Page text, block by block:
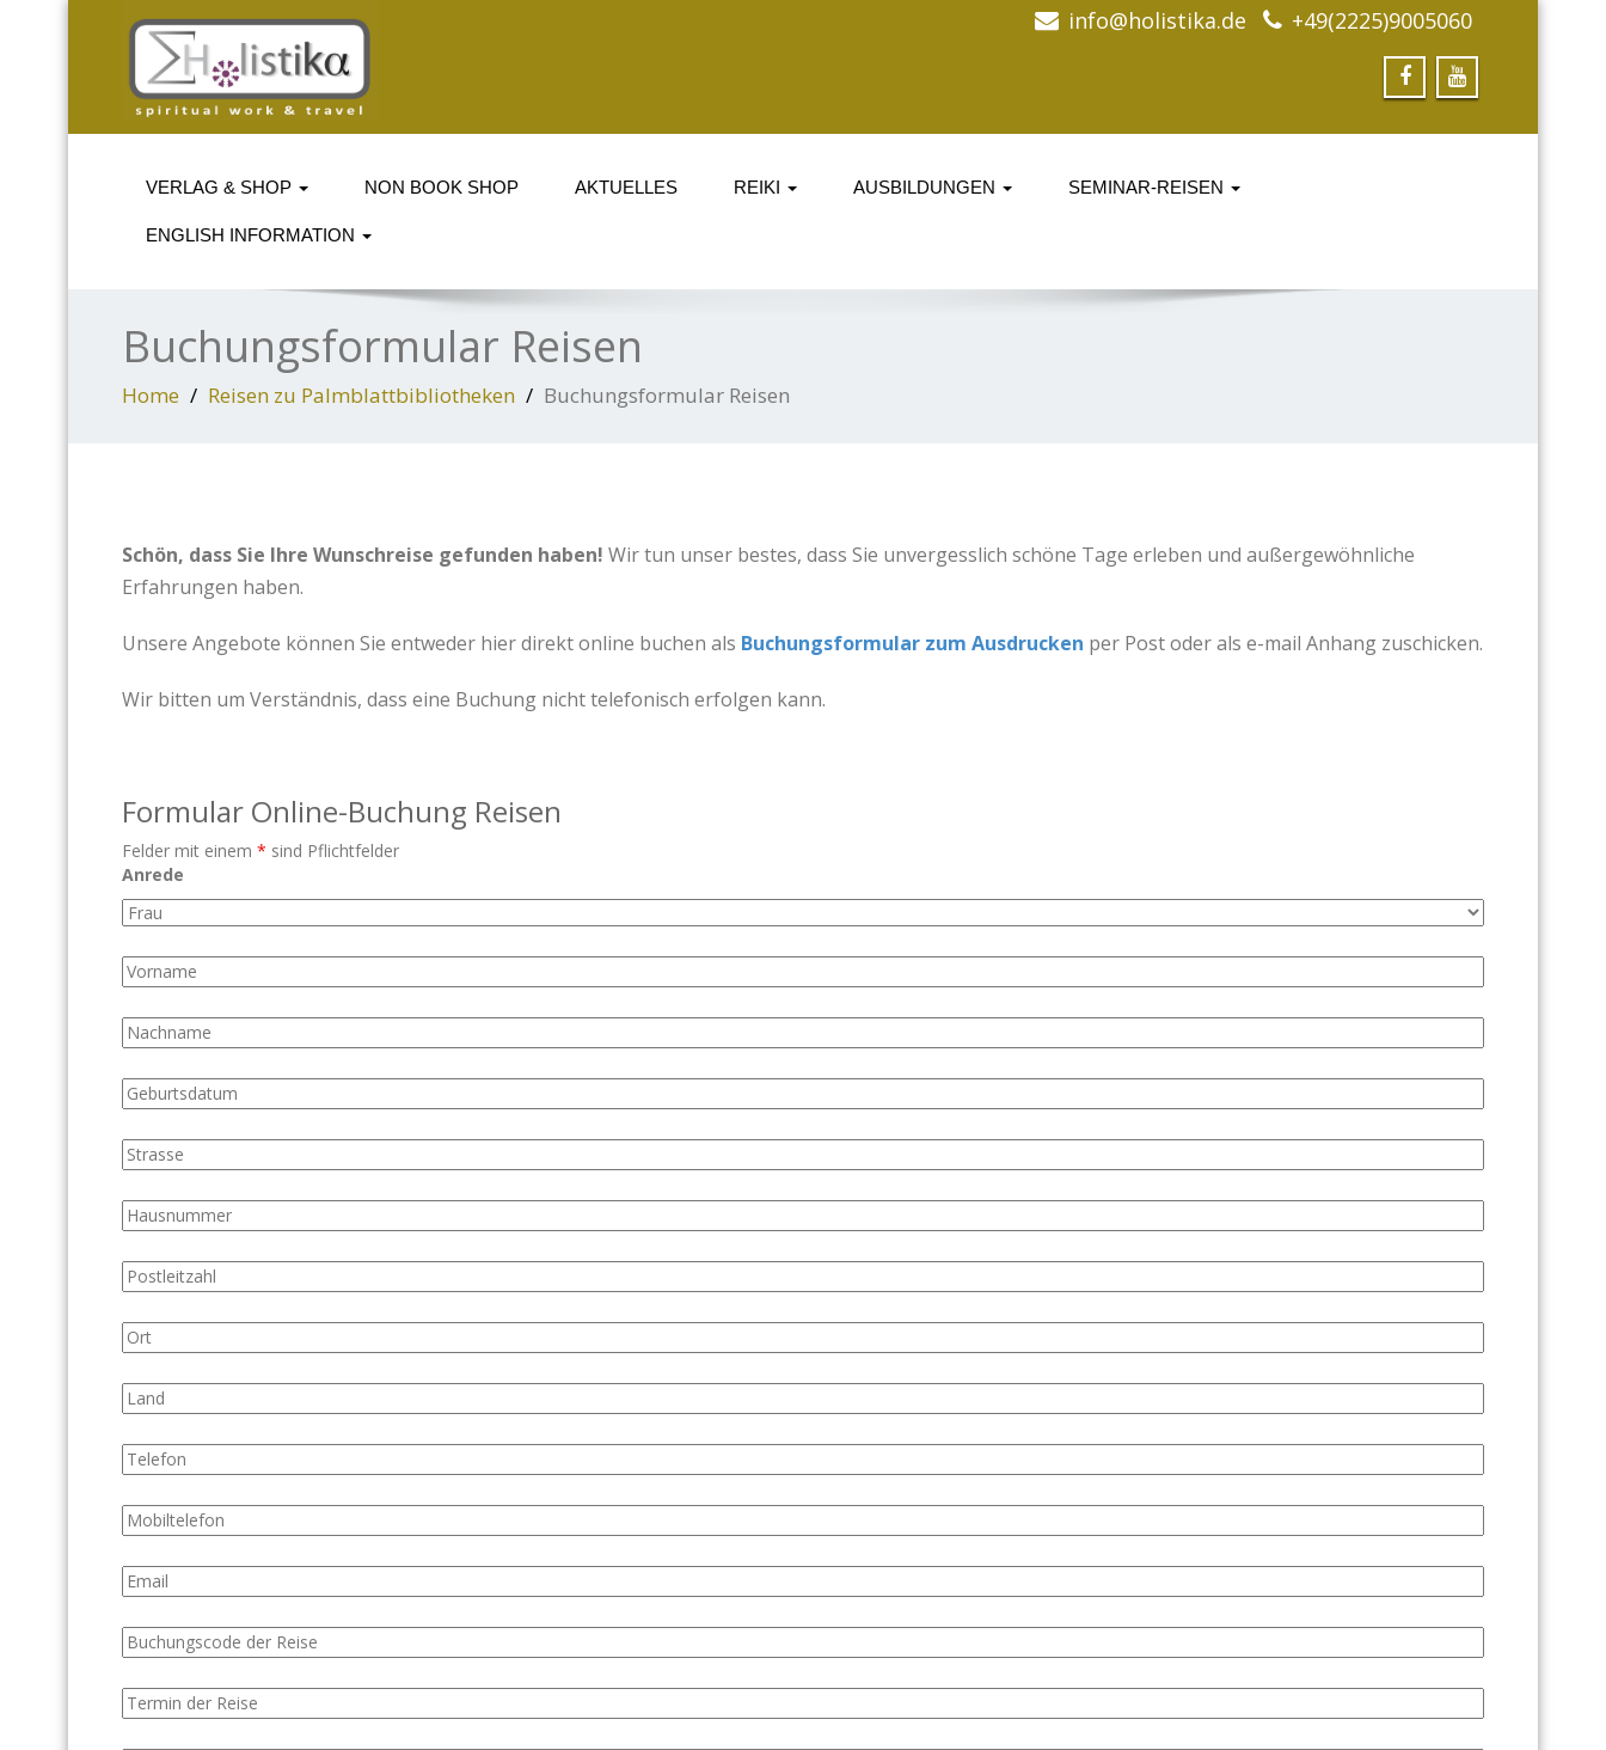
info@holistika.de +49(2225)9005060
VERLAG & SHOP NON BOOK SHOP AKTUELLES REIKI AUSBILDUNGEN SEMINAR-REISEN
ENGLISH INFORMATION
Buchungsformular Reisen
Home Reisen zu Palmblattbibliotheken Buchungsformular Reisen
Schön, dass Sie Ihre Wunschreise gefunden haben! Wir tun unser bestes, dass Sie unvergesslich schöne Tage erleben und außergewöhnliche
Erfahrungen haben.
Unsere Angebote können Sie entweder hier direkt online buchen als Buchungsformular zum Ausdrucken per Post oder als e-mail Anhang zuschicken.
Wir bitten um Verständnis, dass eine Buchung nicht telefonisch erfolgen kann.
Formular Online-Buchung Reisen
Felder mit einem * sind Pflichtfelder
Anrede